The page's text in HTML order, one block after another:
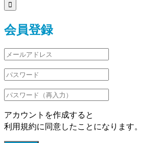

会員登録
アカウントを作成すると
利用規約に同意したことになります。